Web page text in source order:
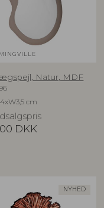
Natur, MDF
cm
DKK
NYHED